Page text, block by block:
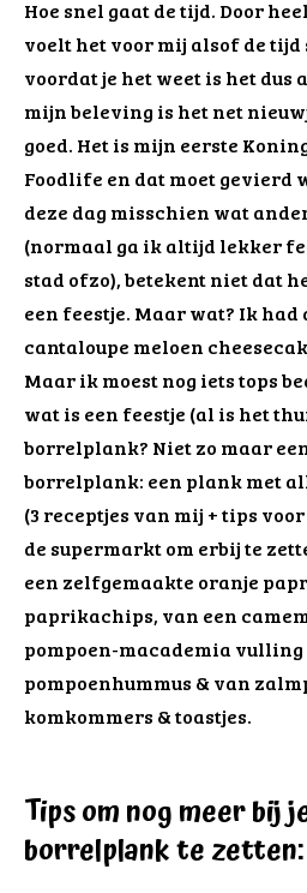
Hoe snel gaat de tijd. Door
voelt het voor mij alsof de
voordat je het weet is het dus
mijn beleving is het net
goed. Het is mijn eerste
Foodlife en dat moet gevierd
deze dag misschien wat
(normaal ga ik altijd lekker
stad ofzo), betekent niet dat
een feestje. Maar wat? Ik
cantaloupe meloen
Maar ik moest nog iets tops
wat is een feestje (al is het
borrelplank? Niet zo maar
borrelplank: een plank met
(3 receptjes van mij + tips
de supermarkt om erbij te
een zelfgemaakte oranje
paprikachips, van een
pompoen-macademia vulling
pompoenhummus & van
komkommers & toastjes.
Tips om nog meer bij
borrelplank te zetten: